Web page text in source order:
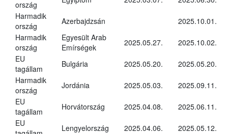
ország
Harmadik
ország
Azerbajdzsán
2025.10.01.
Harmadik
ország
Egyesült Arab
Emírségek
2025.05.27.
2025.10.02.
EU
tagállam
Bulgária 2025.05.20.
2025.05.20.
Harmadik
ország
Jordánia 2025.05.03.
2025.09.11.
EU
tagállam
Horvátország 2025.04.08.
2025.06.11.
EU
Lengyelország 2025.04.06.
2025.05.12.